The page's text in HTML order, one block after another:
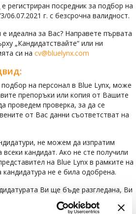
регистриран посредник за подбор на
г. с безсрочна валидност.
идеална за Вас? Направете първата
„Кандидатствайте“ или ни
си на cv@bluelynx.com
на персонал в Blue Lynx, може
препоръки или копия от Вашите
проведем проверка, за да се
от Вас данни съответстват на
не можем да изпратим
кандидат. Ако не сте получили
на Blue Lynx в рамките на
не е била одобрена.
Ви ще бъде разгледана, Ви
профил, като изберете